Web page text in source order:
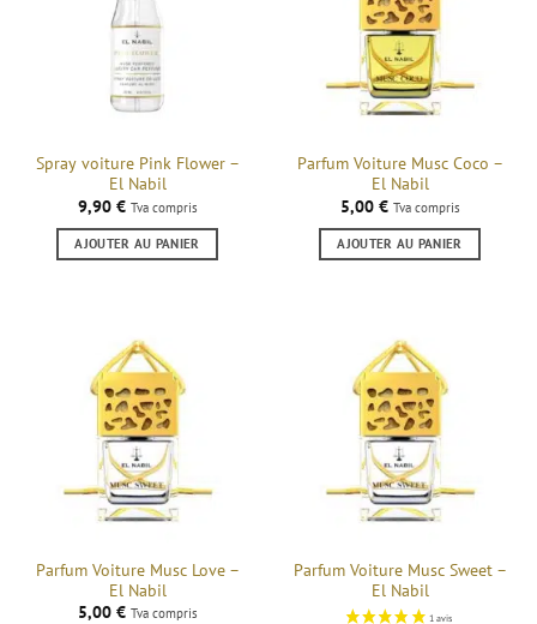
Spray voiture Pink Flower –
El Nabil
9,90 € Tva compris
AJOUTER AU PANIER
Parfum Voiture Musc Coco –
El Nabil
5,00 € Tva compris
AJOUTER AU PANIER
Parfum Voiture Musc Love –
El Nabil
5,00 € Tva compris
Parfum Voiture Musc Sweet –
El Nabil